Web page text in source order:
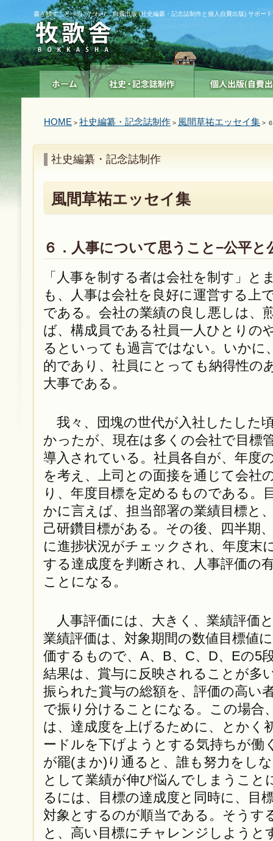
書き残すことへのこだわり 自費出版 (社史編纂・記念誌制作と個人自費出版) サポー
HOME > 社史編纂・記念誌制作 > 風間草祐エッセイ集 >
社史編纂・記念誌制作
風間草祐エッセイ集
６．人事について思うこと−公平と
「人事を制する者は会社を制す」と
も、人事は会社を良好に運営する上
である。会社の業績の良し悪しは、
ば、構成員である社員一人ひとりの
るといっても過言ではない。いかに
的であり、社員にとっても納得性の
大事である。
我々、団塊の世代が入社したした
かったが、現在は多くの会社で目標
導入されている。社員各自が、年度
を考え、上司との面接を通じて会社
り、年度目標を定めるものである。
かに言えば、担当部署の業績目標と
己研鑽目標がある。その後、四半期
に進捗状況がチェックされ、年度末
する達成度を判断され、人事評価の
ことになる。
人事評価には、大きく、業績評価
業績評価は、対象期間の数値目標値
価するもので、A、B、C、D、Eの5
結果は、賞与に反映されることが多
振られた賞与の総額を、評価の高い
で振り分けることになる。この場合
は、達成度を上げるために、とかく
ードルを下げようとする気持ちが働
が罷(まか)り通ると、誰も努力をし
として業績が伸び悩んでしまうこと
るには、目標の達成度と同時に、目
対象とするのが順当である。そうす
と、高い目標にチャレンジしようと